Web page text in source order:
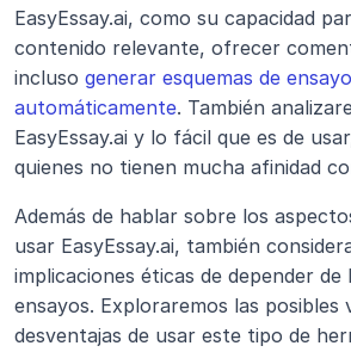
EasyEssay.ai, como su capacidad
contenido relevante, ofrecer
incluso generar esquemas de
automáticamente. También
EasyEssay.ai y lo fácil que es de
quienes no tienen mucha afinidad
Además de hablar sobre los
usar EasyEssay.ai, también
implicaciones éticas de depender
ensayos. Exploraremos las posibles
desventajas de usar este tipo de